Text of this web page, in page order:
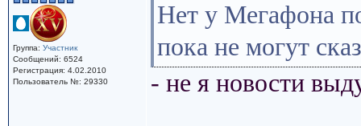
Группа: Участник
Сообщений: 6524
Регистрация: 4.02.2010
Пользователь №: 29330
Нет у Мегафона
пока не могут
- не я новости